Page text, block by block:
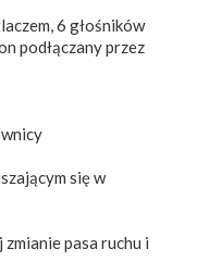
6 głośników
podłączany przez
się w
pasa ruchu i